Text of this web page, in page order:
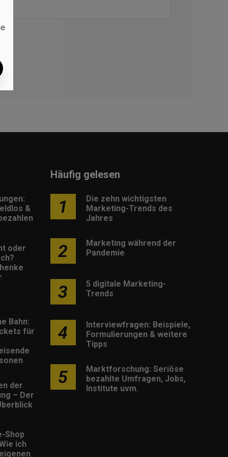
&
oder
Bahn:
für
der
– Der
Shop
ich
Häufig gelesen
1
Die zehn wichtigsten
Marketing-Trends des
Jahres
2
Marketing während der
Pandemie
3
5 digitale Marketing-
Trends
4
Interviewfragen: Beispiele,
Formulierungen & weitere
Tipps
5
Marktforschung: Seriöse
bezahlte Umfragen, Jobs,
Institute uvm.